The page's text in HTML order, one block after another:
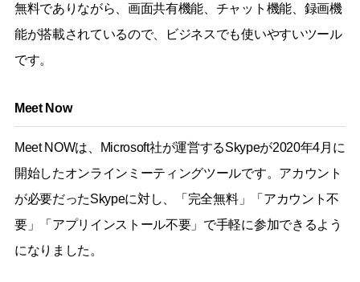
無料でありながら、画面共有機能、チャット機能、録画機
能が搭載されているので、ビジネスでも使いやすいツール
です。
Meet Now
Meet NOWは、Microsoft社が運営するSkypeが2020年4月に
開始したオンラインミーティングツールです。アカウント
が必要だったSkypeに対し、「完全無料」「アカウント不
要」「アプリインストール不要」で手軽に参加できるよう
になりました。